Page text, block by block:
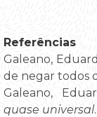
Referências
Galeano,
de negar todos
Galeano,
quase universal